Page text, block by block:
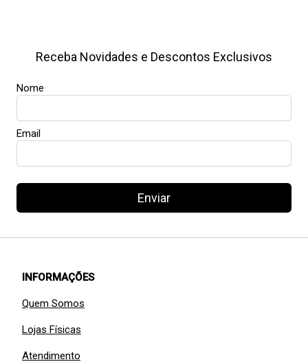
Receba Novidades e Descontos Exclusivos
Nome
Email
Enviar
INFORMAÇÕES
Quem Somos
Lojas Físicas
Atendimento